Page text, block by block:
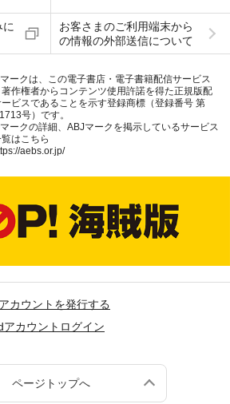
お客さまのご利用端末から
の情報の外部送信について
ークは、この電子書店・電子書籍配信サービス
作権者からコンテンツ使用許諾を得た正規版配
ビスであることを示す登録商標（登録番号 第
号）です。
ークの詳細、ABJマークを掲示しているサービス
はこちら
aebs.or.jp/
カウントを発行する
アカウントログイン
ページトップへ